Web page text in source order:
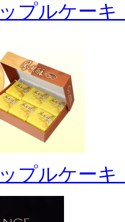
プルケーキ
プルケーキ